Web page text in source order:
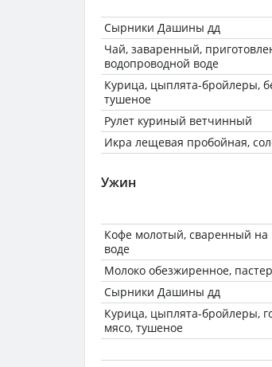
Сырники Дашины дд
Чай, заваренный,
водопроводной воде
Курица, цыплята-бройлеры,
тушеное
Рулет куриный ветчинный
Икра лещевая пробойная,
Ужин
Кофе молотый, сваренный на
воде
Молоко обезжиренное,
Сырники Дашины дд
Курица, цыплята-бройлеры,
мясо, тушеное